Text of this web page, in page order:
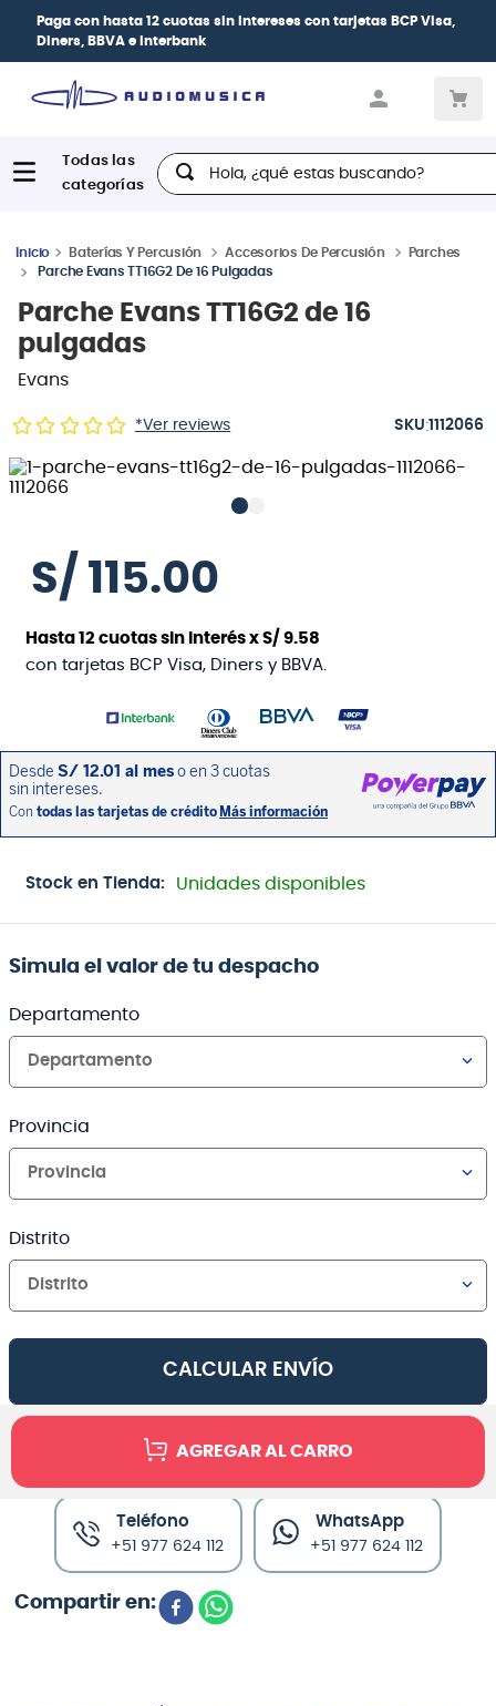
Paga con hasta 12 cuotas sin intereses con tarjetas BCP Visa,
Diners, BBVA e Interbank
Hola, ¿qué estas buscando?
Baterías Y Percusión Accesorios De Percusión
Parches
Parche Evans TT16G2 De 16 Pulgadas
Parche Evans TT16G2 de 16
pulgadas
Evans
*Ver reviews :1112066
S/ 115.00
Hasta12 cuotas sin interés xS/ 9.58
con tarjetas BCP Visa, Diners y BBVA.
Stock en Tienda: Unidades disponibles
Simula el valor de tu despacho
Departamento
Departamento
Provincia
Provincia
Distrito
Distrito
CALCULAR ENVÍO
AGREGAR AL CARRO
Canales de venta y asesoría
Teléfono
+51 977 624 112
WhatsApp
+51 977 624 112